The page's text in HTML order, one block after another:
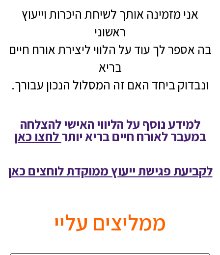
אני מזמינה אותך לשיחת היכרות וייעוץ
ראשוני
בה אספר לך עוד על הלווי ליצירת אורח חיים
בריא
ונבדוק ביחד האם זה המסלול הנכון עבורך.
למידע נוסף על הליווי האישי להצלחה
במעבר לאורח חיים בריא יותרלחצו כאן
לקביעת פגישת ייעוץ ממוקדת לוחצים כאן
ממליצים עליי